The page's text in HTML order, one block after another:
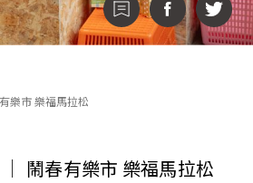
樂市 樂福馬拉松
鬧春有樂市 樂福馬拉松